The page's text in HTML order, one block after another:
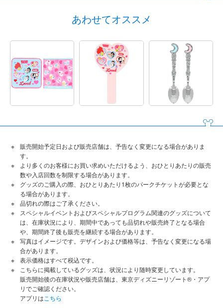
あわせてオススメ
販売開始予定日および販売店舗は、予告なく変更になる場合がありま
す。
より多くのお客様にお買い求めいただけるよう、おひとりあたりの販売
数や入店回数を制限する場合があります。
グッズのご購入の際、おひとりあたり1枚のパークチケットが必要とな
る場合があります。
品切れの際はご了承ください。
スペシャルイベントおよびスペシャルプログラム関連のグッズについて
は、在庫状況により、期間中であっても品切れや販売終了となる場合
や、期間終了後も販売を継続する場合があります。
写真はイメージです。デザインおよび価格等は、予告なく変更になる場
合があります。
表示価格はすべて税込です。
こちらに掲載しているグッズは、状況により随時変更しています。
販売開始後の在庫状況や販売店舗は、東京ディズニーリゾート®・アプ
リでご確認ください。
アプリは こちら